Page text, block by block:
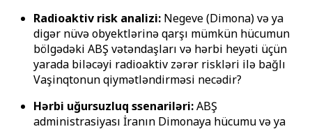
Radioaktiv risk analizi: Negeve (Dimona) və ya
digər nüvə obyektlərinə qarşı mümkün hücumun
bölgədəki ABŞ vətəndaşları və hərbi heyəti üçün
yarada biləcəyi radioaktiv zərər riskləri ilə bağlı
Vaşinqtonun qiymətləndirməsi necədir?
Hərbi uğursuzluq ssenariləri:ABŞ
administrasiyası İranın Dimonaya hücumu və ya